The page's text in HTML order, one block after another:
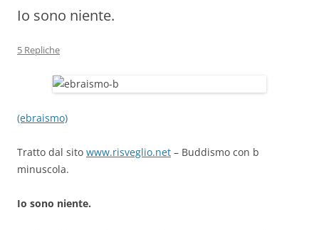
Io sono niente.
5 Repliche
(ebraismo)
Tratto dal sito www.risveglio.net – Buddismo con b
minuscola.
Io sono niente.